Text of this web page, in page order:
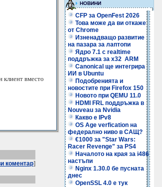
клиент вместо
коментар]
НОВИНИ
CFP за OpenFest 2026
Това може да ви откаже
от Chrome
Изненадващо развитие
на пазара за лаптопи
Ядро 7.1 с realtime
поддръжка за x32 ARM
Canonical ще интегрира
ИИ в Ubuntu
Подобренията и
новостите при Firefox 150
Новото при QEMU 11.0
HDMI FRL поддръжка в
Nouveau за Nvidia
Какво е IPv8
OS Age verfication на
федерално ниво в САЩ?
€1000 за "Star Wars:
Racer Revenge" за PS4
Началото на края за i486
настъпи
Nginx 1.30.0 бе пусната
днес
OpenSSL 4.0 е тук